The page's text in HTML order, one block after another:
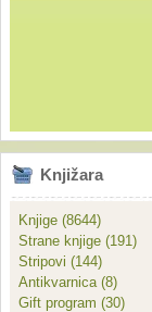
Knjižara
Knjige (8644)
Strane knjige (191)
Stripovi (144)
Antikvarnica (8)
Gift program (30)